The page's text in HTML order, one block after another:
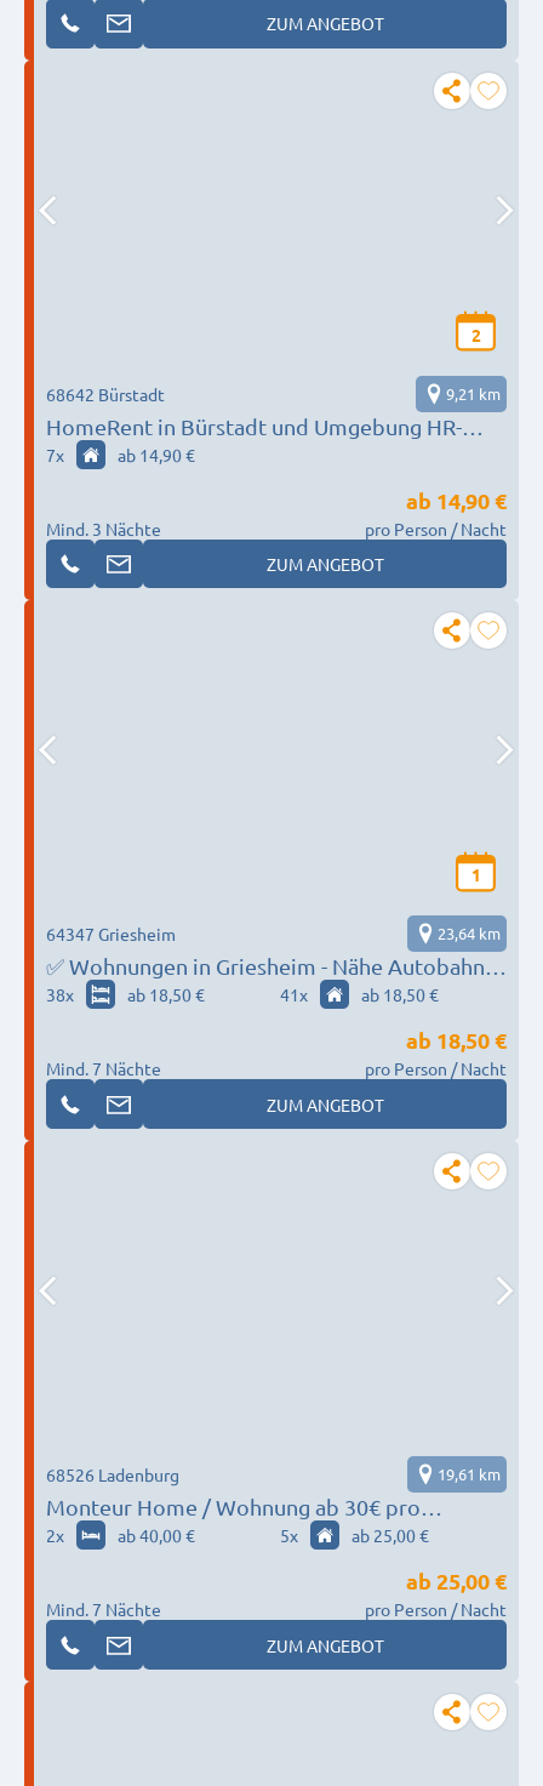
ZUM ANGEBOT
2
HomeRent in Bürstadt und Umgebung HR-
52201-buerstadt
68642 Bürstadt 9,21 km
7x ab 14,90 €
Mind. 3 Nächte
ab 14,90 €
pro Person / Nacht
ZUM ANGEBOT
1
✅ Wohnungen in Griesheim - Nähe Autobahn,
Einzelbetten, Parkplätze, WLAN,
64347 Griesheim 23,64 km
38x ab 18,50 € 41x ab 18,50 €
Mind. 7 Nächte
ab 18,50 €
pro Person / Nacht
ZUM ANGEBOT
Monteur Home / Wohnung ab 30€ pro
Person/Tag
68526 Ladenburg 19,61 km
2x ab 40,00 € 5x ab 25,00 €
Mind. 7 Nächte
ab 25,00 €
pro Person / Nacht
ZUM ANGEBOT